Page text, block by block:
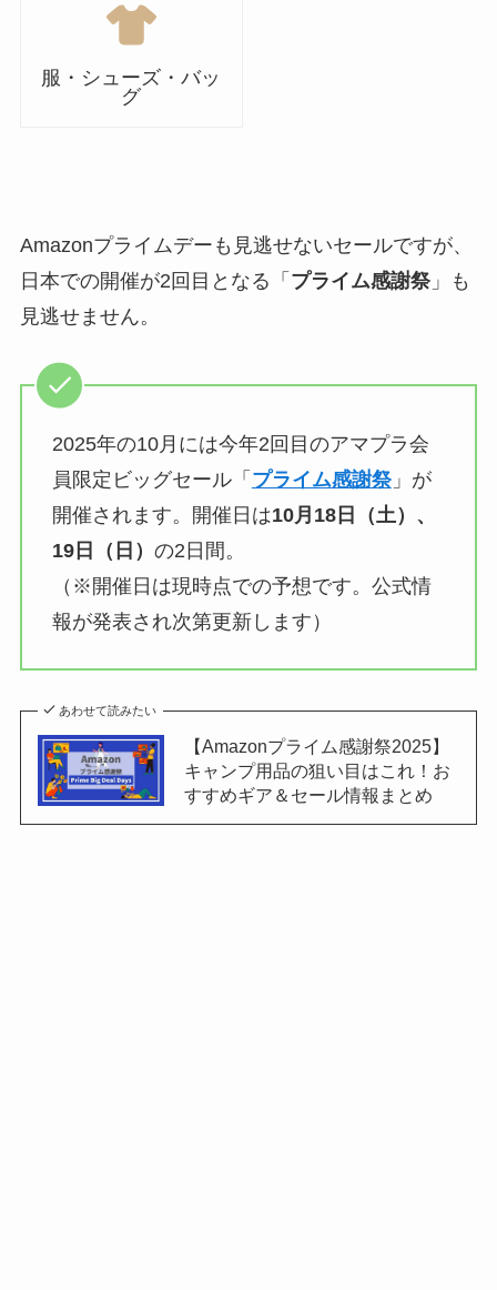
服・シューズ・バッ
グ
Amazonプライムデーも見逃せないセールですが、
日本での開催が2回目となる「 プライム感謝祭」も
見逃せません。
2025年の10月には今年2回目のアマプラ会
員限定ビッグセール「 プライム感謝祭」が
開催されます。開催日は10月18日（土）、
19日（日） の2日間。
（※開催日は現時点での予想です。公式情
報が発表され次第更新します）
あわせて読みたい
【Amazonプライム感謝祭2025】
キャンプ用品の狙い目はこれ！お
すすめギア＆セール情報まとめ